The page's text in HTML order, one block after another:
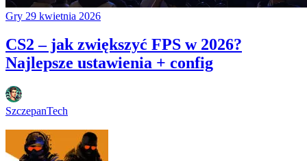
Gry 29 kwietnia 2026
CS2 – jak zwiększyć FPS w 2026?
Najlepsze ustawienia + config
SzczepanTech